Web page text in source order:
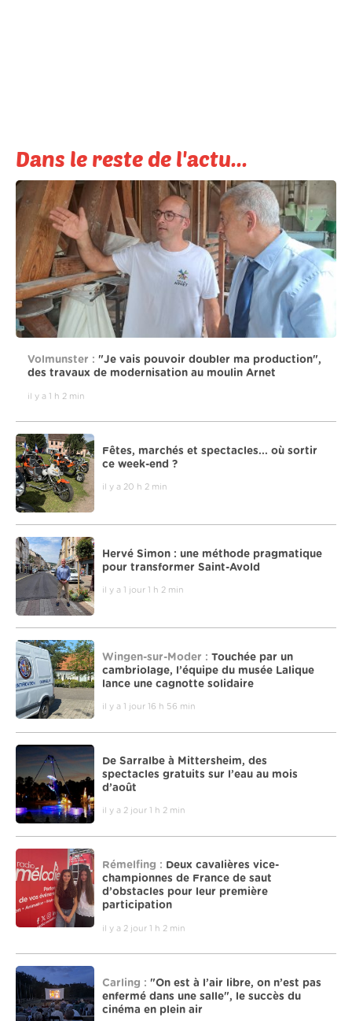
Dans le reste de l'actu...
Volmunster : "Je vais pouvoir doubler ma production",
des travaux de modernisation au moulin Arnet
il y a 1 h 2 min
Fêtes, marchés et spectacles... où sortir
ce week-end ?
il y a 20 h 2 min
Hervé Simon : une méthode pragmatique
pour transformer Saint-Avold
il y a 1 jour 1 h 2 min
Wingen-sur-Moder : Touchée par un
cambriolage, l’équipe du musée Lalique
lance une cagnotte solidaire
il y a 1 jour 16 h 56 min
De Sarralbe à Mittersheim, des
spectacles gratuits sur l’eau au mois
d’août
il y a 2 jour 1 h 2 min
Rémelfing : Deux cavalières vice-
championnes de France de saut
d’obstacles pour leur première
participation
il y a 2 jour 1 h 2 min
Carling : "On est à l’air libre, on n’est pas
enfermé dans une salle", le succès du
cinéma en plein air